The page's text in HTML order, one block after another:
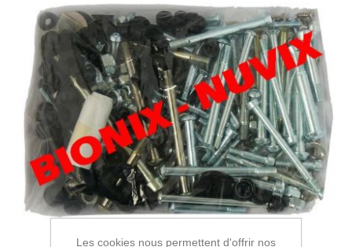
Les cookies nous permettent d'offrir nos